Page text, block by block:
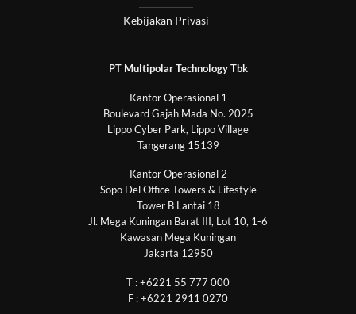
Kebijakan Privasi
PT Multipolar Technology Tbk
Kantor Operasional 1
Boulevard Gajah Mada No. 2025
Lippo Cyber Park, Lippo Village
Tangerang 15139
Kantor Operasional 2
Sopo Del Office Towers & Lifestyle
Tower B Lantai 18
Jl. Mega Kuningan Barat III, Lot 10, 1-6
Kawasan Mega Kuningan
Jakarta 12950
T : +6221 55 777 000
F : +6221 2911 0270